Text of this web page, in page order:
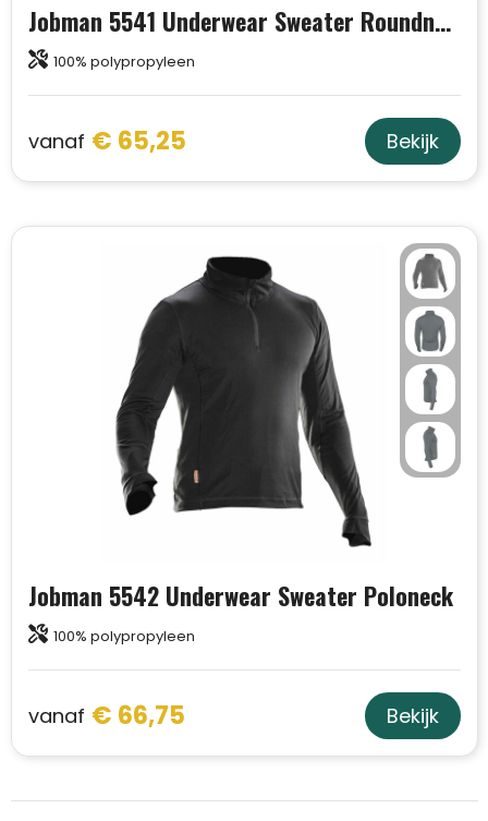
Jobman 5541 Underwear Sweater Roundneck
100% polypropyleen
vanaf € 65,25 Bekijk
Jobman 5542 Underwear Sweater Poloneck
100% polypropyleen
vanaf € 66,75 Bekijk